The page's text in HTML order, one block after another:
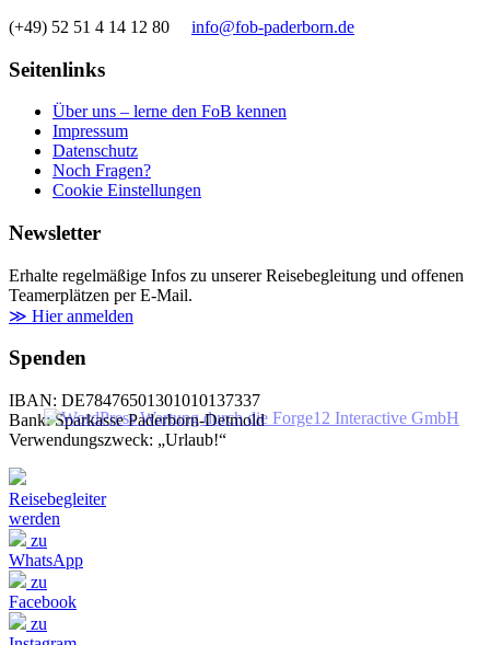
(+49) 52 51 4 14 12 80 info@fob-paderborn.de
Seitenlinks
Über uns – lerne den FoB kennen
Impressum
Datenschutz
Noch Fragen?
Cookie Einstellungen
Newsletter
Erhalte regelmäßige Infos zu unserer Reisebegleitung und offenen
Teamerplätzen per E-Mail.
≫ Hier anmelden
Spenden
IBAN: DE78476501301010137337
Bank: Sparkasse Paderborn-Detmold
Verwendungszweck: „Urlaub!“
Reisebegleiter
werden
zu
WhatsApp
zu
Facebook
zu